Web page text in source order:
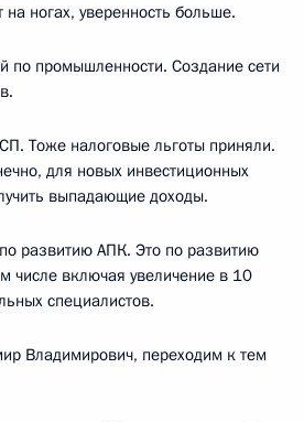
на ногах, уверенность больше.
по промышленности. Создание сети
Тоже налоговые льготы приняли.
для новых инвестиционных
выпадающие доходы.
развитию АПК. Это по развитию
числе включая увеличение в 10
специалистов.
Владимирович, переходим к тем